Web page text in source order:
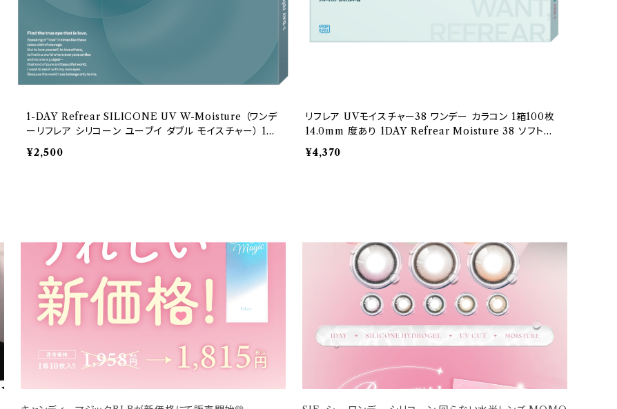
1-DAY Refrear SILICONE UV W-Moisture （ワンデ
ーリフレア シリコーン ユーブイ ダブル モイスチャー） 1箱
30枚 14.2mm 度あり クリア
¥2,500
リフレア UVモイスチャー38 ワンデー カラコン 1箱100枚
14.0mm 度あり 1DAY Refrear Moisture 38 ソフトコ
ンタクトレンズ クリア 透明 ソフトレンズ
¥4,370